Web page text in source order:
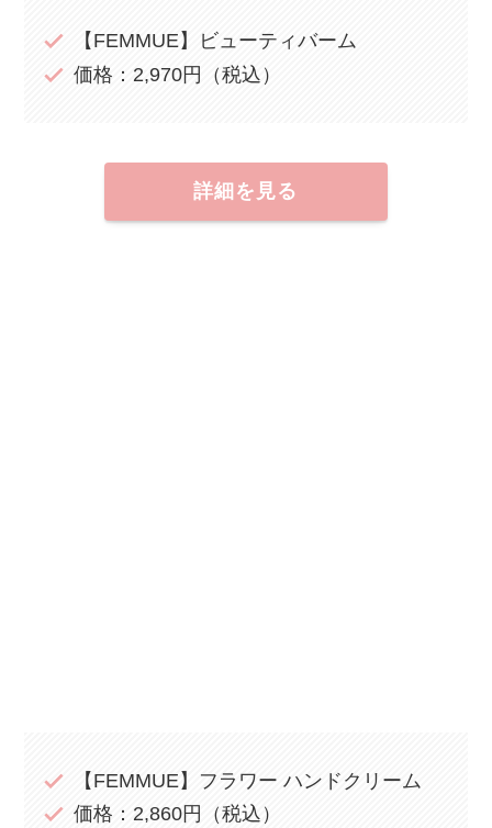
【FEMMUE】ビューティバーム
価格：2,970円（税込）
詳細を見る
【FEMMUE】フラワー ハンドクリーム
価格：2,860円（税込）